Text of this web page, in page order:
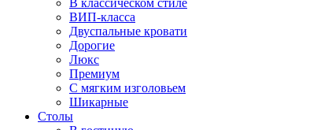
В классическом стиле
ВИП-класса
Двуспальные кровати
Дорогие
Люкс
Премиум
С мягким изголовьем
Шикарные
Столы